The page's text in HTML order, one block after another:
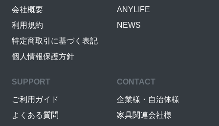
会社概要
利用規約
特定商取引に基づく表記
個人情報保護方針
ANYLIFE
NEWS
SUPPORT
ご利用ガイド
よくある質問
CONTACT
企業様・自治体様
家具関連会社様